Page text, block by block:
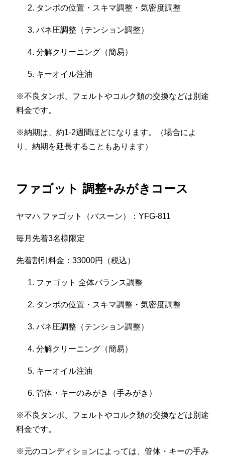
タンポの位置・スキマ調整・気密度調整
バネ圧調整（テンション調整）
分解クリーニング（簡易）
キーオイル注油
※不良タンポ、フェルトやコルク類の交換などは別途
料金です。
※納期は、約1-2週間ほどになります。（場合によ
り、納期を延長することもあります）
ファゴット 調整+みがきコース
ヤマハ ファゴット（バスーン）：YFG-811
毎月先着3名様限定
先着割引料金：33000円（税込）
ファゴット 全体バランス調整
タンポの位置・スキマ調整・気密度調整
バネ圧調整（テンション調整）
分解クリーニング（簡易）
キーオイル注油
管体・キーのみがき（手みがき）
※不良タンポ、フェルトやコルク類の交換などは別途
料金です。
※元のコンディションによっては、管体・キーの手み